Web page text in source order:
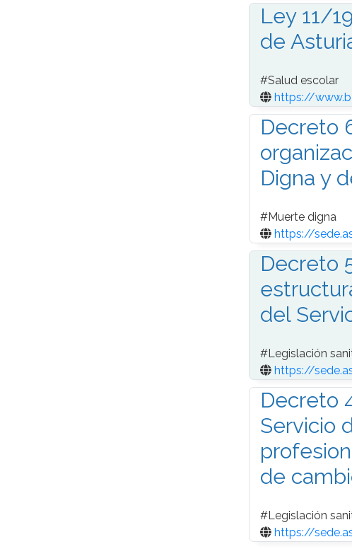
Ley 11/
de
#Salud escolar
https://
Decreto
Digna y
#Muerte digna
https://
Decreto
del
#Legislación
https://
Decreto
Servicio
de
#Legislación
https://